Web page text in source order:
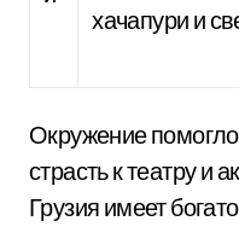
хачапури и
Окружение
страсть к театру и
Грузия имеет